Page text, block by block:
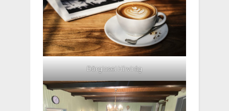
Dörgicsei Hírvirág